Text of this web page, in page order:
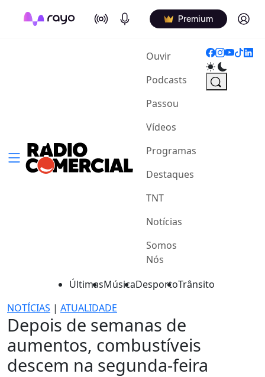
On Air Podcasts Premium Log in
Ouvir(current)
Podcasts
Passou
Vídeos
Programas
Destaques
TNT
Notícias
Somos
Nós
ÚltimasMúsicaDesportoTrânsito
NOTÍCIAS | ATUALIDADE
Depois de semanas de
aumentos, combustíveis
descem na segunda-feira